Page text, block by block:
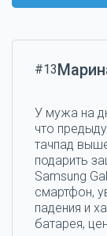
#13
У мужа на
что
тачпад
подарить
Samsung
смартфон,
падения и
батарея,